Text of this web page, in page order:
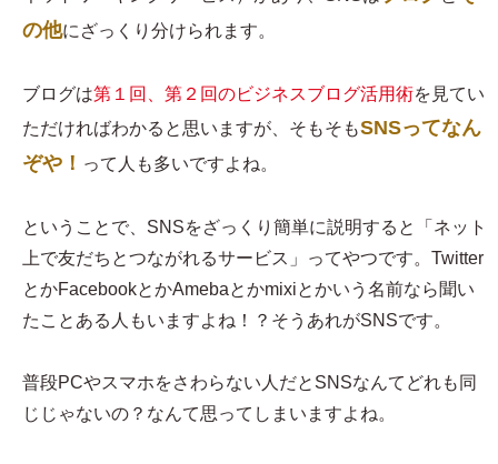
の他にざっくり分けられます。
ブログは第１回、第２回のビジネスブログ活用術を見てい
ただければわかると思いますが、そもそもSNSってなん
ぞや！ って人も多いですよね。
ということで、SNSをざっくり簡単に説明すると「ネット
上で友だちとつながれるサービス」ってやつです。Twitter
とかFacebookとかAmebaとかmixiとかいう名前なら聞い
たことある人もいますよね！？そうあれがSNSです。
普段PCやスマホをさわらない人だとSNSなんてどれも同
じじゃないの？なんて思ってしまいますよね。